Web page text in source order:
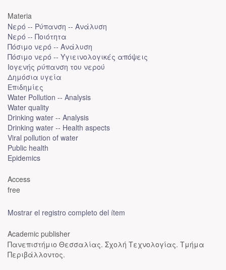
Materia
Νερό -- Ρύπανση -- Ανάλυση
Νερό -- Ποιότητα
Πόσιμο νερό -- Ανάλυση
Πόσιμο νερό -- Υγιεινολογικές απόψεις
Ιογενής ρύπανση του νερού
Δημόσια υγεία
Επιδημίες
Water Pollution -- Analysis
Water quality
Drinking water -- Analysis
Drinking water -- Health aspects
Viral pollution of water
Public health
Epidemics
Access
free
Mostrar el registro completo del ítem
Academic publisher
Πανεπιστήμιο Θεσσαλίας. Σχολή Τεχνολογίας. Τμήμα
Περιβάλλοντος.